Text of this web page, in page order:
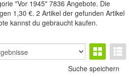
"Vor 1945" 7836 Angebote. Die
1,30 €. 2 Artikel der gefunden Artikel
kannst du gebraucht kaufen.
Suche speichern